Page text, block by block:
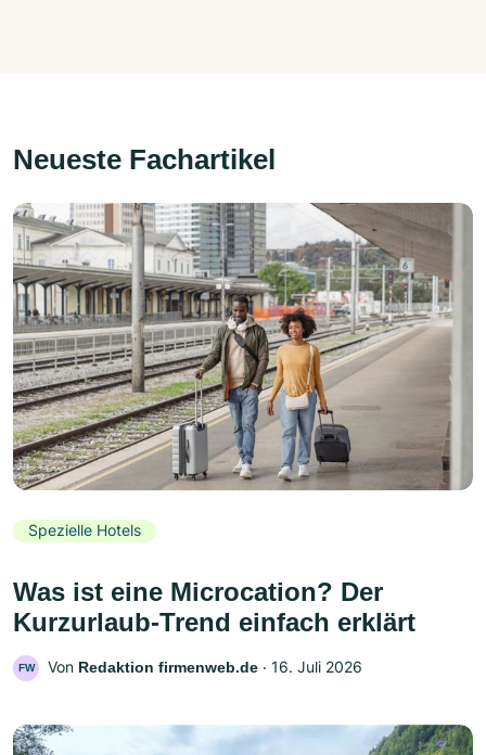
Neueste Fachartikel
Spezielle Hotels
Was ist eine Microcation? Der
Kurzurlaub-Trend einfach erklärt
FW Von Redaktion firmenweb.de ‧ 16. Juli 2026